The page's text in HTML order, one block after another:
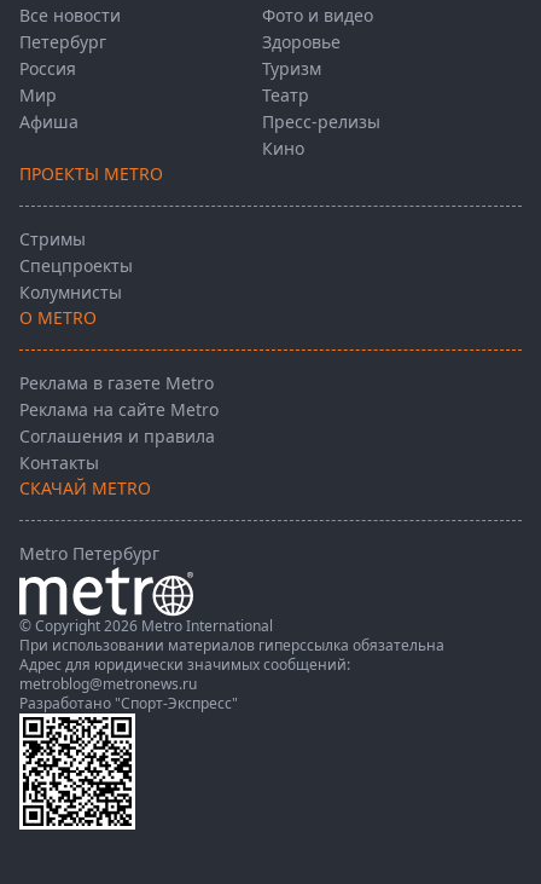
Все новости
Петербург
Россия
Мир
Афиша
Фото и видео
Здоровье
Туризм
Театр
Пресс-релизы
Кино
ПРОЕКТЫ METRO
Стримы
Спецпроекты
Колумнисты
О METRO
Реклама в газете Metro
Реклама на сайте Metro
Соглашения и правила
Контакты
СКАЧАЙ METRO
Metro Петербург
© Copyright 2026 Metro International
При использовании материалов гиперссылка обязательна
Адрес для юридически значимых сообщений:
metroblog@metronews.ru
Разработано "Спорт-Экспресс"